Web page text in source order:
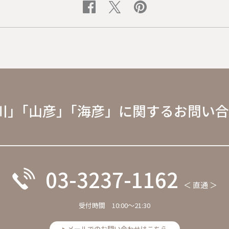
」｢山彦」｢海彦」に関するお問い
03-3237-1162 ＜ 直通 ＞
受付時間 10:00～21:30